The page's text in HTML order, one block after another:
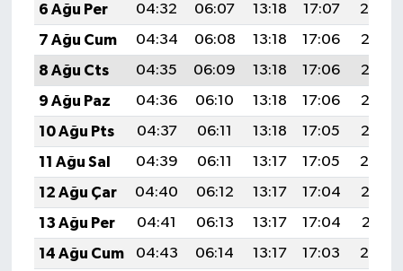
6 Ağu Per
04:32 06:07 13:18 17:07
20:19
7 Ağu Cum
04:34 06:08 13:18 17:06
20:18
8 Ağu Cts
04:35 06:09 13:18 17:06
20:17
9 Ağu Paz
04:36 06:10 13:18 17:06
20:16
10 Ağu Pts
04:37 06:11 13:18 17:05
20:15
11 Ağu Sal
04:39 06:11 13:17 17:05
20:14
12 Ağu Çar
04:40 06:12 13:17 17:04
20:12
13 Ağu Per
04:41 06:13 13:17 17:04
20:11
14 Ağu Cum
04:43 06:14 13:17 17:03
20:10